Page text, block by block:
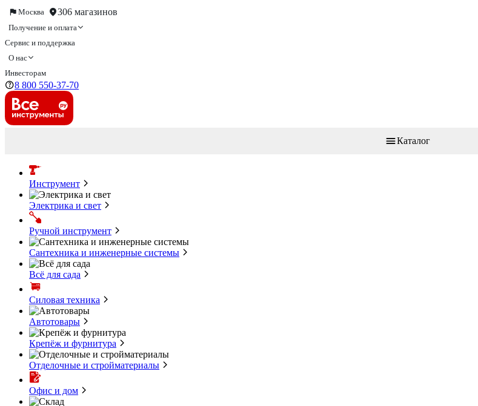
Москва 306 магазинов
Получение и оплата
Сервис и поддержка
О нас
Инвесторам
8 800 550-37-70
Каталог
Инструмент
Электрика и свет
Ручной инструмент
Сантехника и инженерные системы
Всё для сада
Силовая техника
Автотовары
Крепёж и фурнитура
Отделочные и стройматериалы
Офис и дом